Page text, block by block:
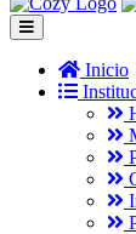
Inicio